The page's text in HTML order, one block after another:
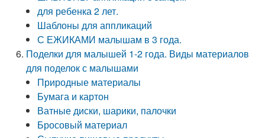
для ребенка 2 лет.
Шаблоны для аппликаций
С ЕЖИКАМИ малышам в 3 года.
Поделки для малышей 1-2 года. Виды материалов
для поделок с малышами
Природные материалы
Бумага и картон
Ватные диски, шарики, палочки
Бросовый материал